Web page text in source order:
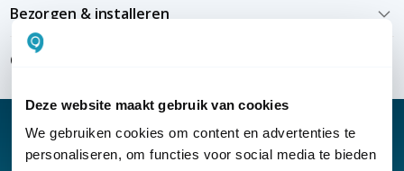
Deze website maakt gebruik van cookies
We gebruiken cookies om content en advertenties te
personaliseren, om functies voor social media te bieden
Bezorgen & installeren
Over KommaGo